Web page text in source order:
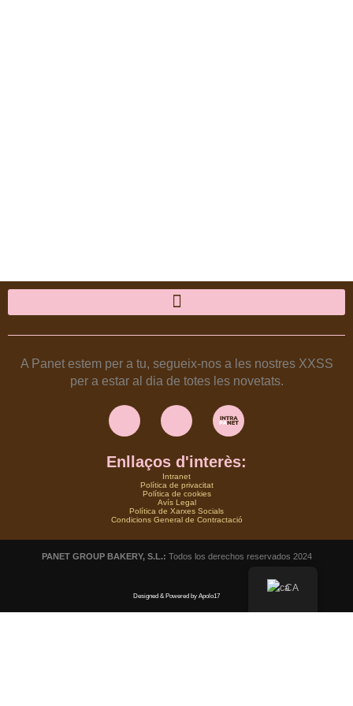
A Panet estem per a tu, segueix-nos a les nostres XXSS
per a estar al dia de totes les novetats.
InstagramFacebook
Enllaços d'interès:
Intranet
Política de privacitat
Política de cookies
Avís Legal
Política de Xarxes Socials
Condicions General de Contractació
PANET GROUP BAKERY, S.L.: Todos los derechos reservados 2024
Designed & Powered by Apolo17
CA